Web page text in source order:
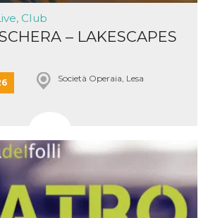
Club
– LAKESCAPES
Società Operaia, Lesa